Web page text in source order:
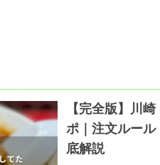
【完全版】川
ポ｜注文ルー
底解説